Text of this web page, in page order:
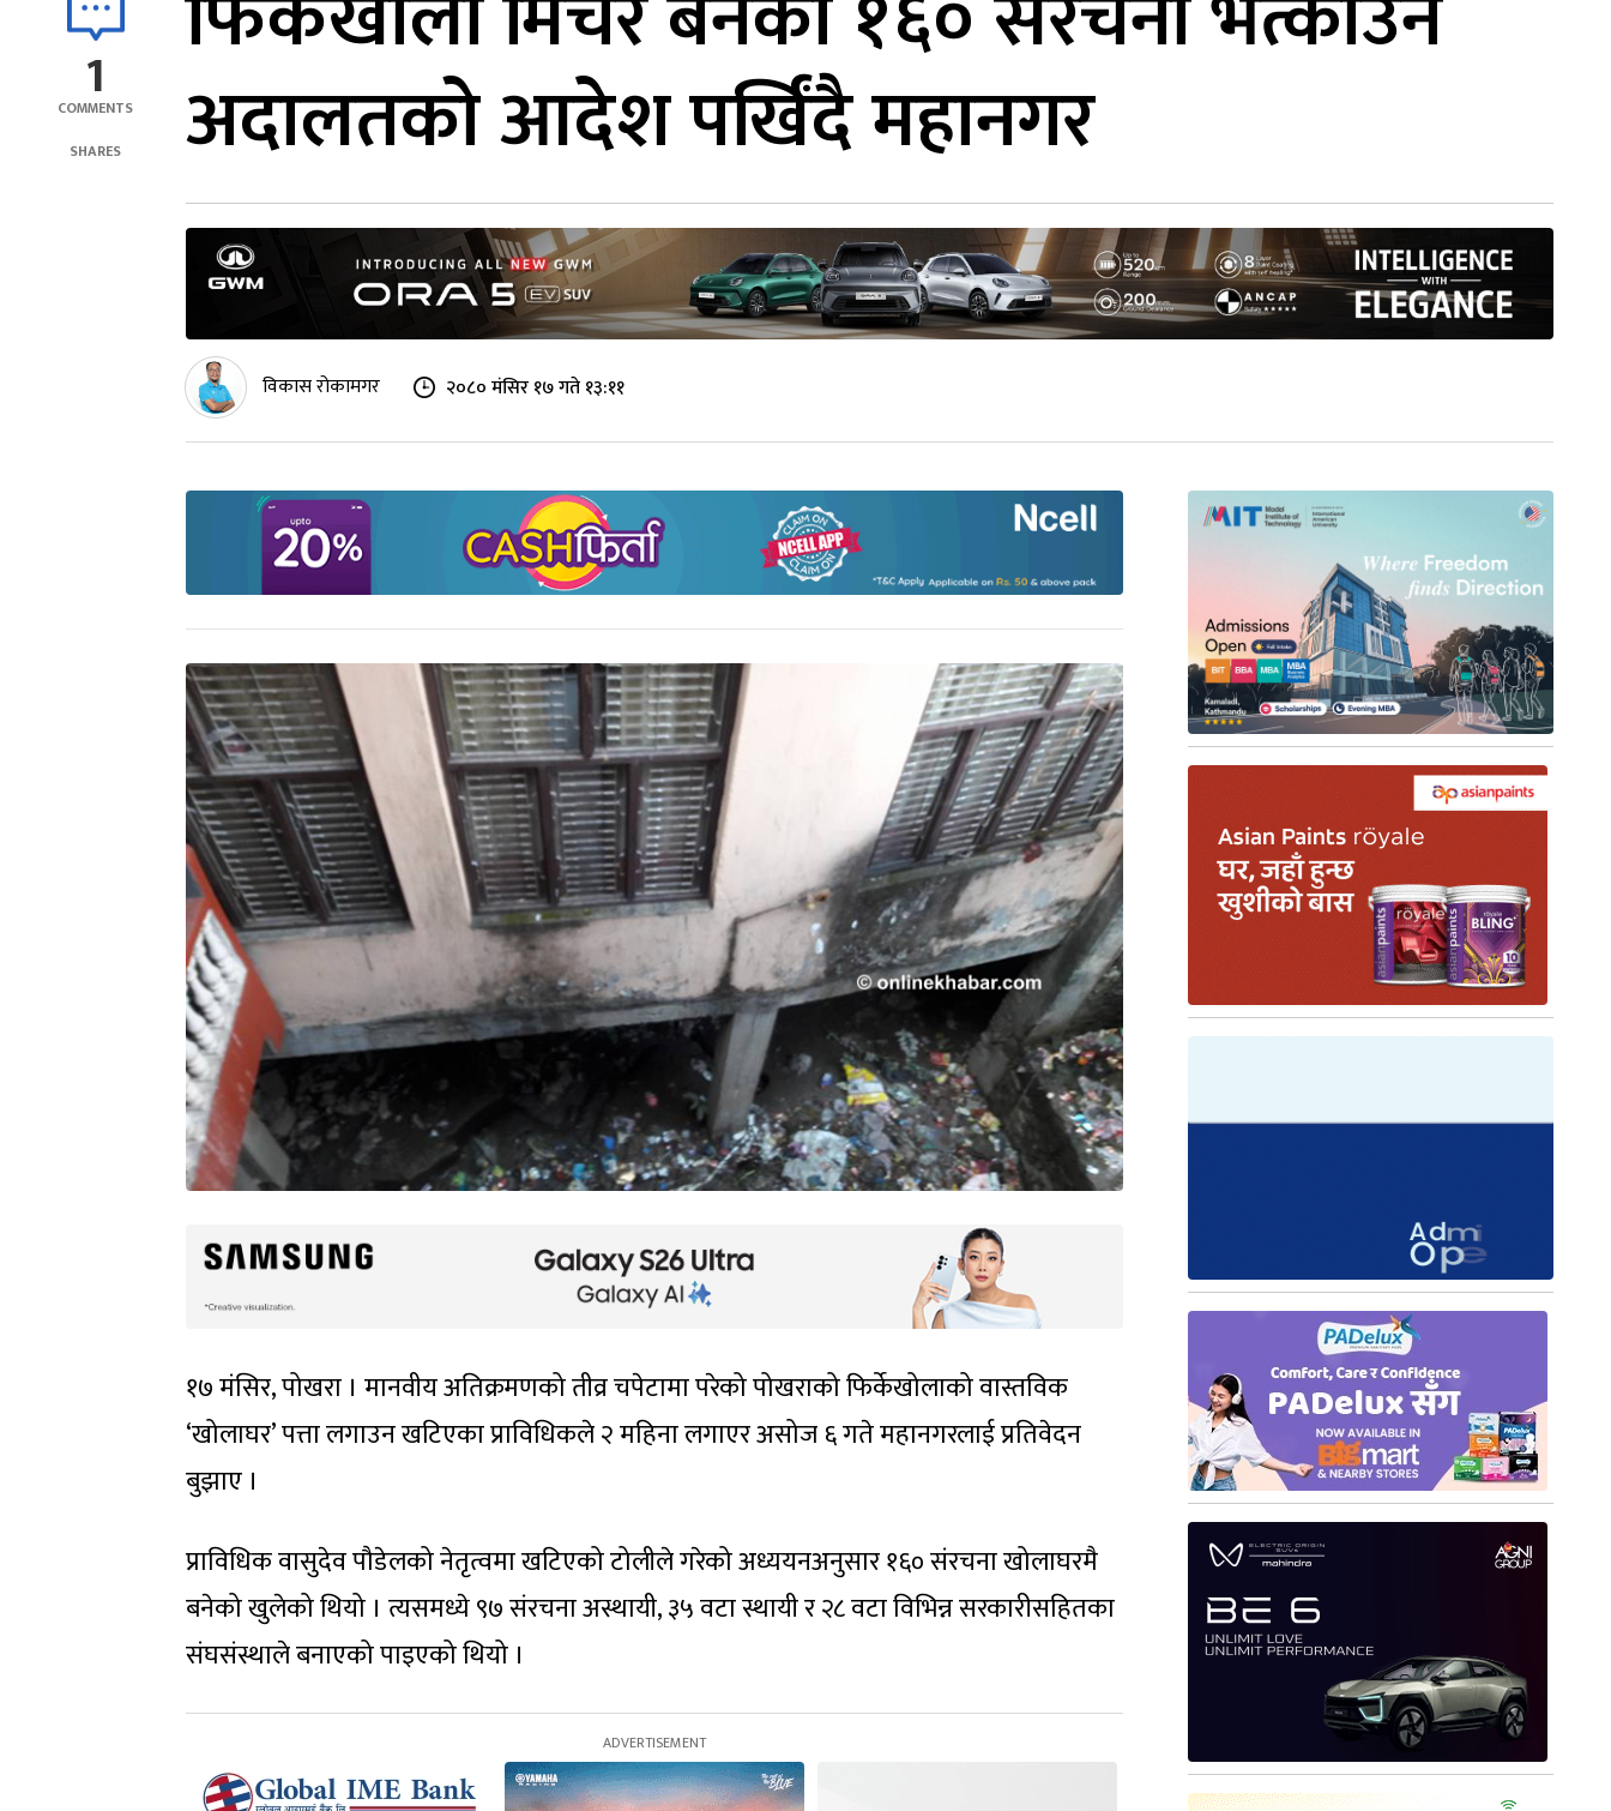
1
COMMENTS
SHARES
अदालतको आदेश पर्खिंदै महानगर
विकास रोकामगर २०८० मंसिर १७ गते १३:११
१७ मंसिर, पोखरा । मानवीय अतिक्रमणको तीव्र चपेटामा परेको पोखराको फिर्केखोलाको वास्तविक
‘खोलाघर’ पत्ता लगाउन खटिएका प्राविधिकले २ महिना लगाएर असोज ६ गते महानगरलाई प्रतिवेदन
बुझाए ।
प्राविधिक वासुदेव पौडेलको नेतृत्वमा खटिएको टोलीले गरेको अध्ययनअनुसार १६० संरचना खोलाघरमै
बनेको खुलेको थियो । त्यसमध्ये ९७ संरचना अस्थायी, ३५ वटा स्थायी र २८ वटा विभिन्न सरकारीसहितका
संघसंस्थाले बनाएको पाइएको थियो ।